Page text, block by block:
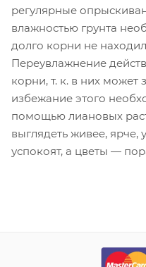
регулярные
влажностью грунта
долго корни не
Переувлажнение
корни, т. к. в них может
избежание этого
помощью лиановых
выглядеть живее, ярче,
успокоят, а цветы —